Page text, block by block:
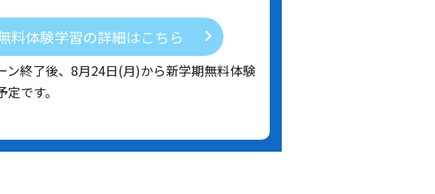
料体験学習の詳細はこちら
終了後、 8月24日(月)から新学期無料体験
です。